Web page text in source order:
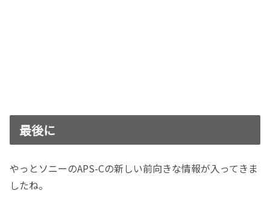
最後に
やっとソニーのAPS-Cの新しい前向きな情報が入ってきま
したね。